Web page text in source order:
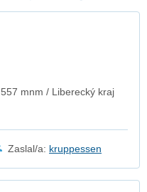
557 mnm / Liberecký kraj
Zaslal/a: kruppessen